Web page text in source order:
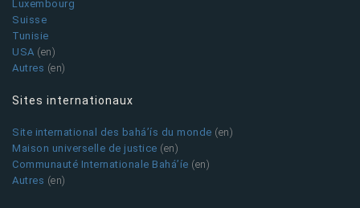
Luxembourg
Suisse
Tunisie
USA (en)
Autres (en)
Sites internationaux
Site international des bahá’ís du monde (en)
Maison universelle de justice (en)
Communauté Internationale Bahá’íe (en)
Autres (en)